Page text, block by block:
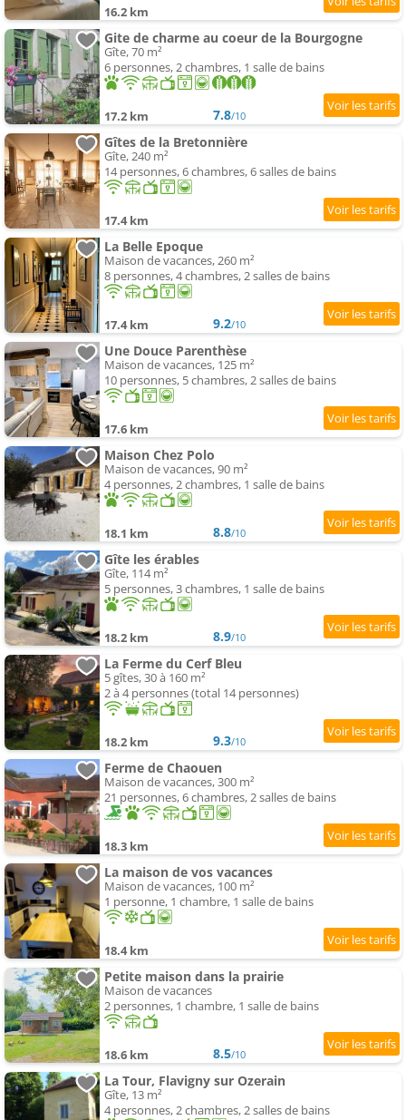
16.2 km
Gite de charme au coeur de la Bourgogne
Gîte, 70 m²
6 personnes, 2 chambres, 1 salle de bains
17.2 km 7.8/10
Gîtes de la Bretonnière
Gîte, 240 m²
14 personnes, 6 chambres, 6 salles de bains
17.4 km
La Belle Epoque
Maison de vacances, 260 m²
8 personnes, 4 chambres, 2 salles de bains
17.4 km 9.2/10
Une Douce Parenthèse
Maison de vacances, 125 m²
10 personnes, 5 chambres, 2 salles de bains
17.6 km
Maison Chez Polo
Maison de vacances, 90 m²
4 personnes, 2 chambres, 1 salle de bains
18.1 km 8.8/10
Gîte les érables
Gîte, 114 m²
5 personnes, 3 chambres, 1 salle de bains
18.2 km 8.9/10
La Ferme du Cerf Bleu
5 gîtes, 30 à 160 m²
2 à 4 personnes (total 14 personnes)
18.2 km 9.3/10
Ferme de Chaouen
Maison de vacances, 300 m²
21 personnes, 6 chambres, 2 salles de bains
18.3 km
La maison de vos vacances
Maison de vacances, 100 m²
1 personne, 1 chambre, 1 salle de bains
18.4 km
Petite maison dans la prairie
Maison de vacances
2 personnes, 1 chambre, 1 salle de bains
18.6 km 8.5/10
La Tour, Flavigny sur Ozerain
Gîte, 13 m²
4 personnes, 2 chambres, 2 salles de bains